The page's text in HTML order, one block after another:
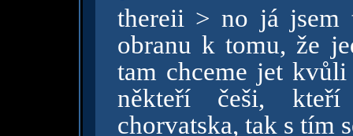
thereii > no já jsem
obranu k tomu, že
tam chceme jet
někteří češi,
chorvatska, tak s tím